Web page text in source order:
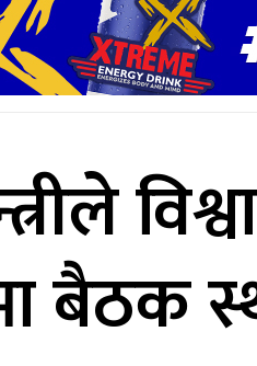
बैठक